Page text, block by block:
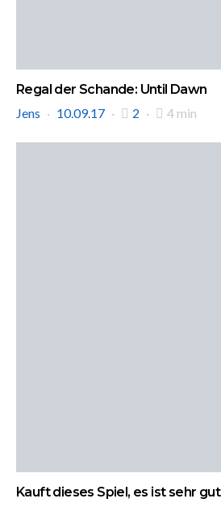
Regal der Schande: Until Dawn
Jens
10.09.17 2 4 min
Kauft dieses Spiel, es ist sehr gut